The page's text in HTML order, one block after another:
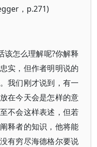
，p.271)
该怎么理解呢?你解释
实，但作者明明说的
我们刚才说到，有一
在今天会是怎样的意
不会这样表述，但若
释者的知识，他将能
有穷尽海德格尔要说